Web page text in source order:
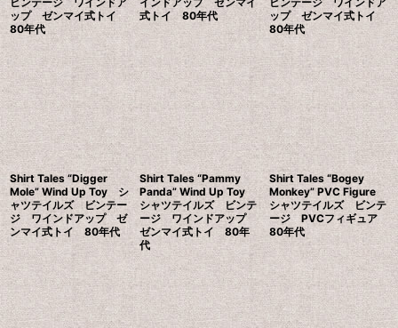
ップ ゼンマイ式トイ
80年代
式トイ 80年代
ップ ゼンマイ式トイ
80年代
Shirt Tales “Digger
Mole” Wind Up Toy シ
ャツテイルズ ビンテー
ジ ワインドアップ ゼ
ンマイ式トイ 80年代
Shirt Tales “Pammy
Panda” Wind Up Toy
シャツテイルズ ビンテ
ージ ワインドアップ
ゼンマイ式トイ 80年
代
Shirt Tales “Bogey
Monkey” PVC Figure
シャツテイルズ ビンテ
ージ PVCフィギュア
80年代